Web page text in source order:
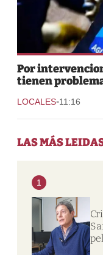
Por
tienen
LOCALES-11:16
LAS MÁS
1